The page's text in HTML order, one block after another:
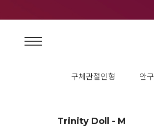
구체관절인형 안구
Trinity Doll - M